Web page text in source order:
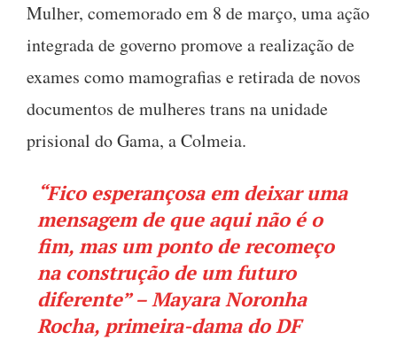
Mulher, comemorado em 8 de março, uma ação
integrada de governo promove a realização de
exames como mamografias e retirada de novos
documentos de mulheres trans na unidade
prisional do Gama, a Colmeia.
“Fico esperançosa em deixar uma
mensagem de que aqui não é o
fim, mas um ponto de recomeço
na construção de um futuro
diferente” – Mayara Noronha
Rocha, primeira-dama do DF